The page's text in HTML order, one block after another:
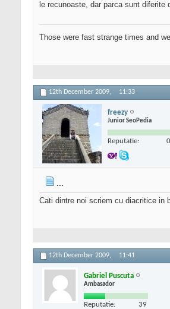
le recunoaste, dar parca sunt
Those were fast strange times and
12th December 2009, 11:33
freezy
Junior SeoPedia
Reputatie: 0
...
Cati dintre noi scriem cu diacritice in
12th December 2009, 11:41
Gabriel Puscuta
Ambasador
Reputatie: 39